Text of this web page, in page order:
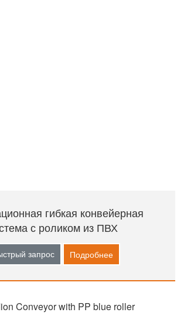
гибкая конвейерная
с роликом из ПВХ
запрос Подробнее